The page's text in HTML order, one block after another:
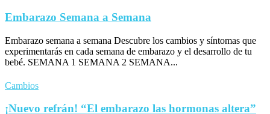
Embarazo Semana a Semana
Embarazo semana a semana Descubre los cambios y síntomas que
experimentarás en cada semana de embarazo y el desarrollo de tu
bebé. SEMANA 1 SEMANA 2 SEMANA...
Cambios
¡Nuevo refrán! “El embarazo las hormonas altera”